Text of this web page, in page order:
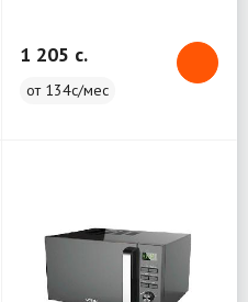
1 205 c.
от 134с/мес